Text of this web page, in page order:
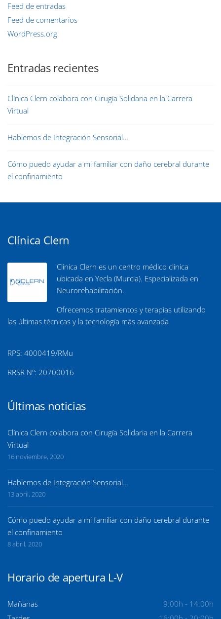
Feed de entradas
Feed de comentarios
WordPress.org
Entradas recientes
Clínica Clern colabora con Cirugía Solidaria en la Carrera
Virtual
Hablemos de Integración Sensorial…
Cómo puedo ayudar a mi familiar con daño cerebral durante
el confinamiento
Clínica Clern
Clinica Clern es un centro médico clinica
ubicada en Yecla (Murcia). Especializada en
Neurorehabilitación.
Ofrecemos tratamientos y terapias utilizando
las últimas técnicas y la tecnología más avanzada
RPS: 4000419/RMu
RRSR Nº: 20700016
Últimas noticias
Clínica Clern colabora con Cirugía Solidaria en la Carrera
Virtual
16 noviembre, 2020
Hablemos de Integración Sensorial…
13 abril, 2020
Cómo puedo ayudar a mi familiar con daño cerebral durante
el confinamiento
8 abril, 2020
Horario de apertura L-V
Mañanas
9:00h - 14:00h